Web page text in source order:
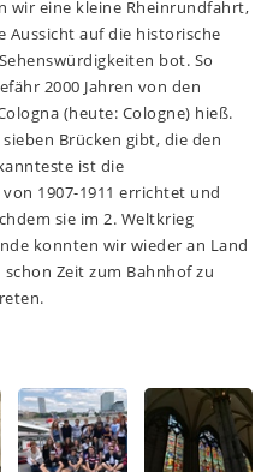
wir eine kleine Rheinrundfahrt,
Aussicht auf die historische
bot. So
2000 Jahren von den
(heute: Cologne) hieß.
Brücken gibt, die den
ist die
1907-1911 errichtet und
sie im 2. Weltkrieg
konnten wir wieder an Land
Zeit zum Bahnhof zu